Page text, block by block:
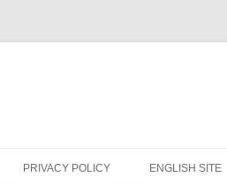
ENGLISH SITE
PRIVACY POLICY